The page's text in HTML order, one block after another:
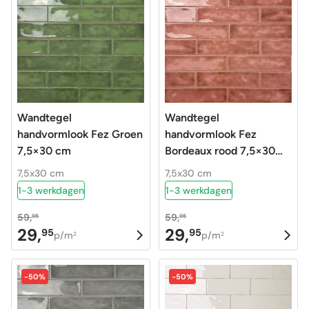
Wandtegel
handvormlook Fez Groen
7,5×30 cm
7,5x30 cm
1-3 werkdagen
59,95
Oorspronkelijke
prijs
was:
59,95.
29,95
Huidige
prijs
is:
29,95.
p/m2
Wandtegel
handvormlook Fez
Bordeaux rood 7,5×30
cm
7,5x30 cm
1-3 werkdagen
59,95
Oorspronkelijke
prijs
was:
59,95.
29,95
Huidige
prijs
is:
29,95.
p/m2
-50% -50%